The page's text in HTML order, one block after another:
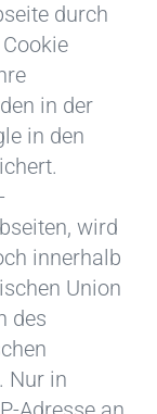
durch
in der
in den
wird
innerhalb
Union
des
Nur in